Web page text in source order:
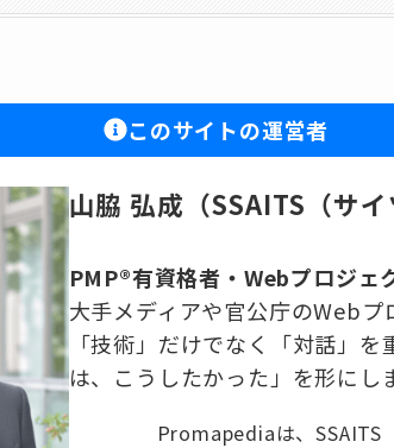
このサイトの運営者
山脇 弘成（SSAITS（サイ
PMP®有資格者・Webプロジェ
大手メディアや官公庁のWebプ
「技術」だけでなく「対話」
は、こうしたかった」を形にし
Promapediaは、SSAITS